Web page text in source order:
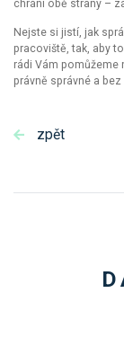
chrání obě strany –
Nejste si jistí, jak
pracoviště, tak, aby
rádi Vám pomůžeme
právně správné a bez
zpět